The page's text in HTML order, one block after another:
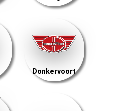
Donkervoort